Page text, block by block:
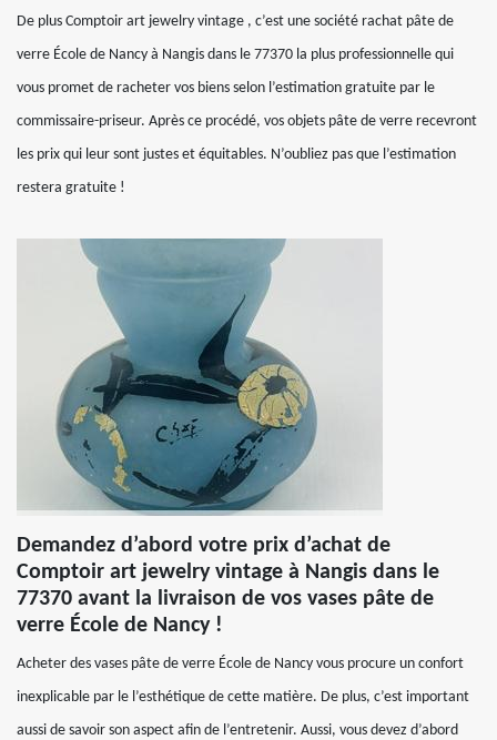
De plus Comptoir art jewelry vintage , c’est une société rachat pâte de
verre École de Nancy à Nangis dans le 77370 la plus professionnelle qui
vous promet de racheter vos biens selon l’estimation gratuite par le
commissaire-priseur. Après ce procédé, vos objets pâte de verre recevront
les prix qui leur sont justes et équitables. N’oubliez pas que l’estimation
restera gratuite !
Demandez d’abord votre prix d’achat de
Comptoir art jewelry vintage à Nangis dans le
77370 avant la livraison de vos vases pâte de
verre École de Nancy !
Acheter des vases pâte de verre École de Nancy vous procure un confort
inexplicable par le l’esthétique de cette matière. De plus, c’est important
aussi de savoir son aspect afin de l’entretenir. Aussi, vous devez d’abord